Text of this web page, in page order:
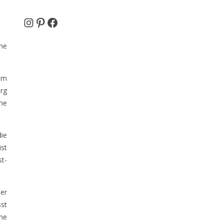
Instagram
Pinterest
Facebook